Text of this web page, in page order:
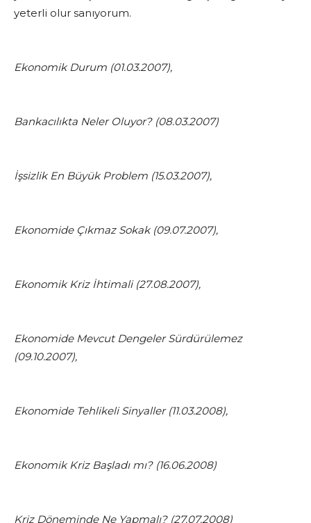
yeterli olur sanıyorum.
Ekonomik Durum (01.03.2007),
Bankacılıkta Neler Oluyor? (08.03.2007)
İşsizlik En Büyük Problem (15.03.2007),
Ekonomide Çıkmaz Sokak (09.07.2007),
Ekonomik Kriz İhtimali (27.08.2007),
Ekonomide Mevcut Dengeler Sürdürülemez
(09.10.2007),
Ekonomide Tehlikeli Sinyaller (11.03.2008),
Ekonomik Kriz Başladı mı? (16.06.2008)
Kriz Döneminde Ne Yapmalı? (27.07.2008)